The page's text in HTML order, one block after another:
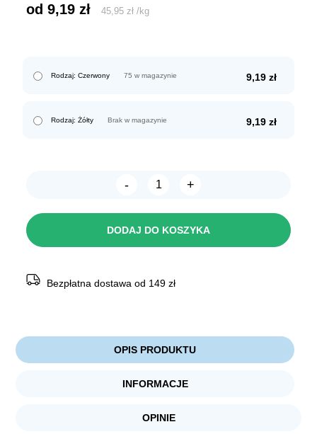
od 9,19zł 45,95 zł /kg
Rodzaj: Czerwony 9,19 zł
75 w magazynie
Rodzaj: Żółty 9,19 zł
Brak w magazynie
-
ilość
Hantel
+
DODAJ DO KOSZYKA
Bezpłatna dostawa od 149 zł
OPIS PRODUKTU
INFORMACJE
OPINIE